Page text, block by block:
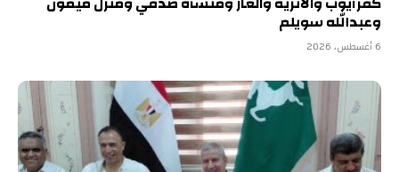
وعبدالله سويلم
6 أغسطس، 2026